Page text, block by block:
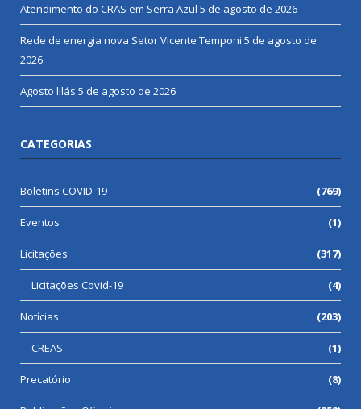
Atendimento do CRAS em Serra Azul 5 de agosto de 2026
Rede de energia nova Setor Vicente Temponi 5 de agosto de
2026
Agosto lilás 5 de agosto de 2026
CATEGORIAS
Boletins COVID-19 (769)
Eventos (1)
Licitações (317)
Licitações Covid-19 (4)
Notícias (203)
CREAS (1)
Precatório (8)